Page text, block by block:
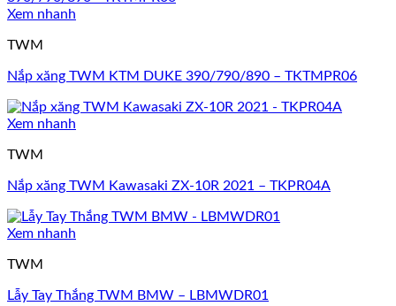
Xem nhanh
TWM
Nắp xăng TWM KTM DUKE 390/790/890 – TKTMPR06
Xem nhanh
TWM
Nắp xăng TWM Kawasaki ZX-10R 2021 – TKPR04A
Xem nhanh
TWM
Lẫy Tay Thắng TWM BMW – LBMWDR01